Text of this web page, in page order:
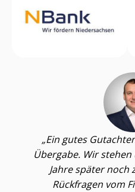
Ein gutes
Übergabe. Wir
Jahre später noch
Rückfragen vom